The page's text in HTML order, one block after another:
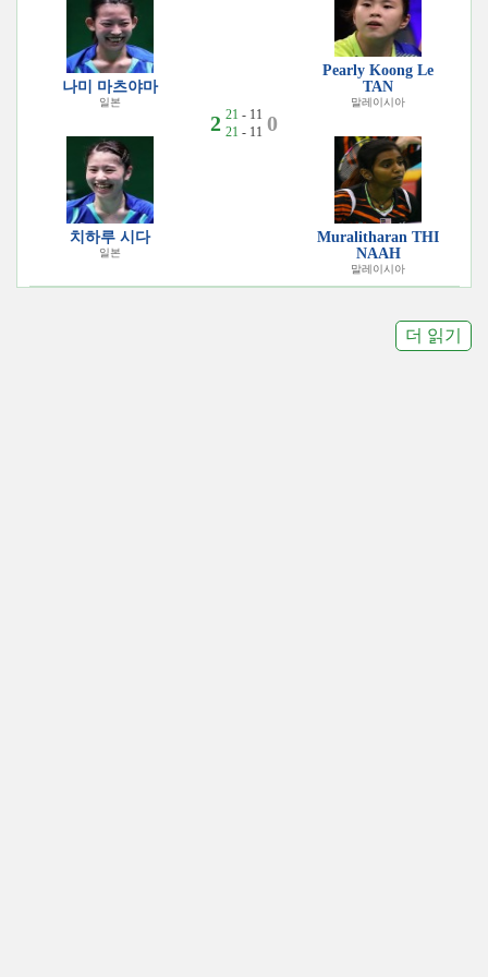
나미 마츠야마
일본
치하루 시다
일본
2 21 - 11
21 - 11 0
Pearly Koong Le
TAN
말레이시아
Muralitharan THI
NAAH
말레이시아
더 읽기